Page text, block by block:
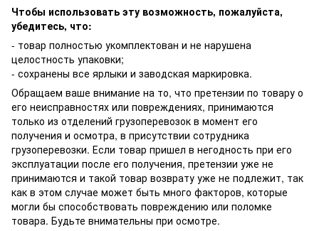
Чтобы использовать эту возможность, пожалуйста,
убедитесь, что:
- товар полностью укомплектован и не нарушена
целостность упаковки;
- сохранены все ярлыки и заводская маркировка.
Обращаем ваше внимание на то, что претензии по товару о
его неисправностях или повреждениях, принимаются
только из отделений грузоперевозок в момент его
получения и осмотра, в присутствии сотрудника
грузоперевозки. Если товар пришел в негодность при его
эксплуатации после его получения, претензии уже не
принимаются и такой товар возврату уже не подлежит, так
как в этом случае может быть много факторов, которые
могли бы способствовать повреждению или поломке
товара. Будьте внимательны при осмотре.